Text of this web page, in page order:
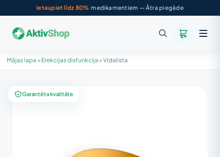
Ietaupiet līdz 80% medikamentiem — Ātra piegāde
Mājas lapa » Erekcijas disfunkcija »Vidalista
Garantēta kvalitāte